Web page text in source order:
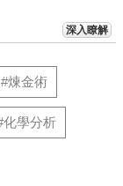
深入瞭解
#煉金術
化學分析